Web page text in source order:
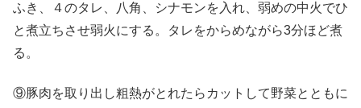
ふき、４のタレ、八角、シナモンを入れ、弱めの中火でひ
と煮立ちさせ弱火にする。タレをからめながら3分ほど煮
る。
⑨豚肉を取り出し粗熱がとれたらカットして野菜とともに